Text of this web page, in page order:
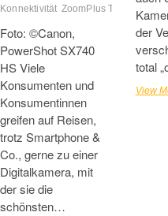
Konnektivität ZoomPlus Technologie
Foto: ©Canon,
PowerShot SX740
HS Viele
Konsumenten und
Konsumentinnen
greifen auf Reisen,
trotz Smartphone &
Co., gerne zu einer
Digitalkamera, mit
der sie die
schönsten…
der
total
View